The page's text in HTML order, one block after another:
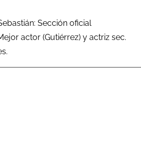
Sección oficial
actor (Gutiérrez) y actriz sec.